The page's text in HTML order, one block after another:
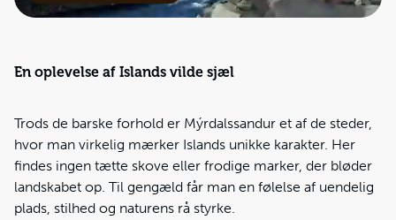
En oplevelse af Islands vilde sjæl
Trods de barske forhold er Mýrdalssandur et af de steder,
hvor man virkelig mærker Islands unikke karakter. Her
findes ingen tætte skove eller frodige marker, der bløder
landskabet op. Til gengæld får man en følelse af uendelig
plads, stilhed og naturens rå styrke.